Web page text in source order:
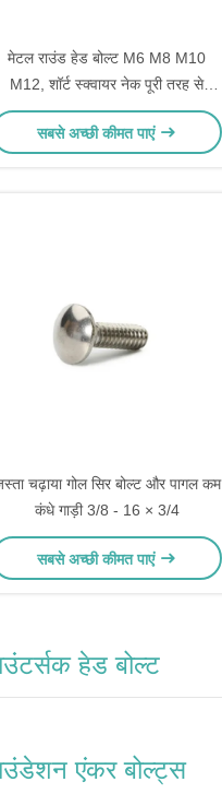
मेटल राउंड हेड बोल्ट M6 M8 M10
M12, शॉर्ट स्क्वायर नेक पूरी तरह से
थ्रेडेड बोल्ट
सबसे अच्छी कीमत पाएं
चढ़ाया गोल सिर बोल्ट और पागल कम
कंधे गाड़ी 3/8 - 16 × 3/4
सबसे अच्छी कीमत पाएं
हेड बोल्ट
एंकर बोल्ट्स